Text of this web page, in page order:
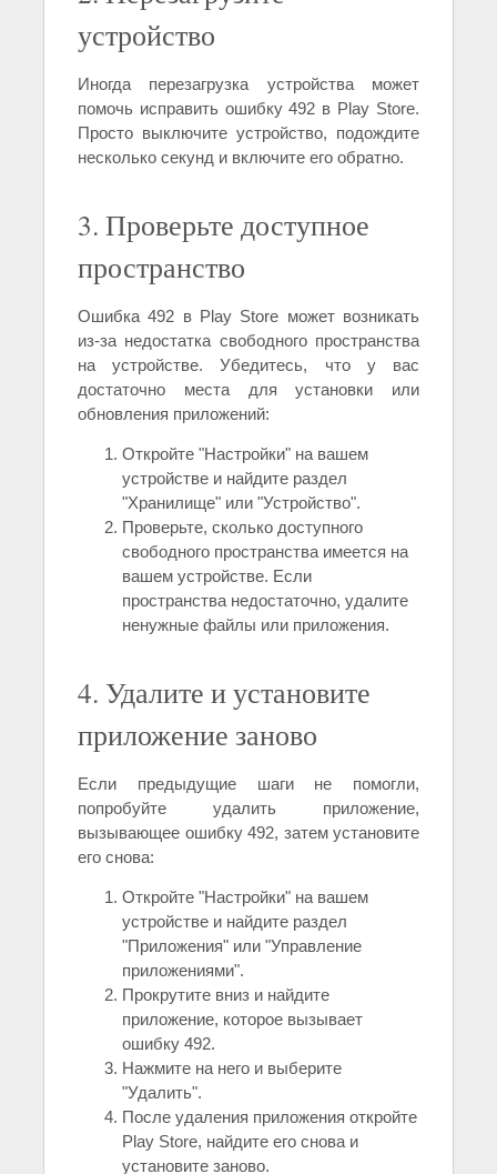
устройство
Иногда перезагрузка устройства может
помочь исправить ошибку 492 в Play Store.
Просто выключите устройство, подождите
несколько секунд и включите его обратно.
3. Проверьте доступное
пространство
Ошибка 492 в Play Store может возникать
из-за недостатка свободного пространства
на устройстве. Убедитесь, что у вас
достаточно места для установки или
обновления приложений:
Откройте "Настройки" на вашем
устройстве и найдите раздел
"Хранилище" или "Устройство".
Проверьте, сколько доступного
свободного пространства имеется на
вашем устройстве. Если
пространства недостаточно, удалите
ненужные файлы или приложения.
4. Удалите и установите
приложение заново
Если предыдущие шаги не помогли,
попробуйте удалить приложение,
вызывающее ошибку 492, затем установите
его снова:
Откройте "Настройки" на вашем
устройстве и найдите раздел
"Приложения" или "Управление
приложениями".
Прокрутите вниз и найдите
приложение, которое вызывает
ошибку 492.
Нажмите на него и выберите
"Удалить".
После удаления приложения откройте
Play Store, найдите его снова и
установите заново.